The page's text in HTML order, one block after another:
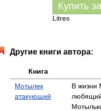
Купить за
Litres
Другие книги автора:
Книга
Мотылек
атакующий
В жизни